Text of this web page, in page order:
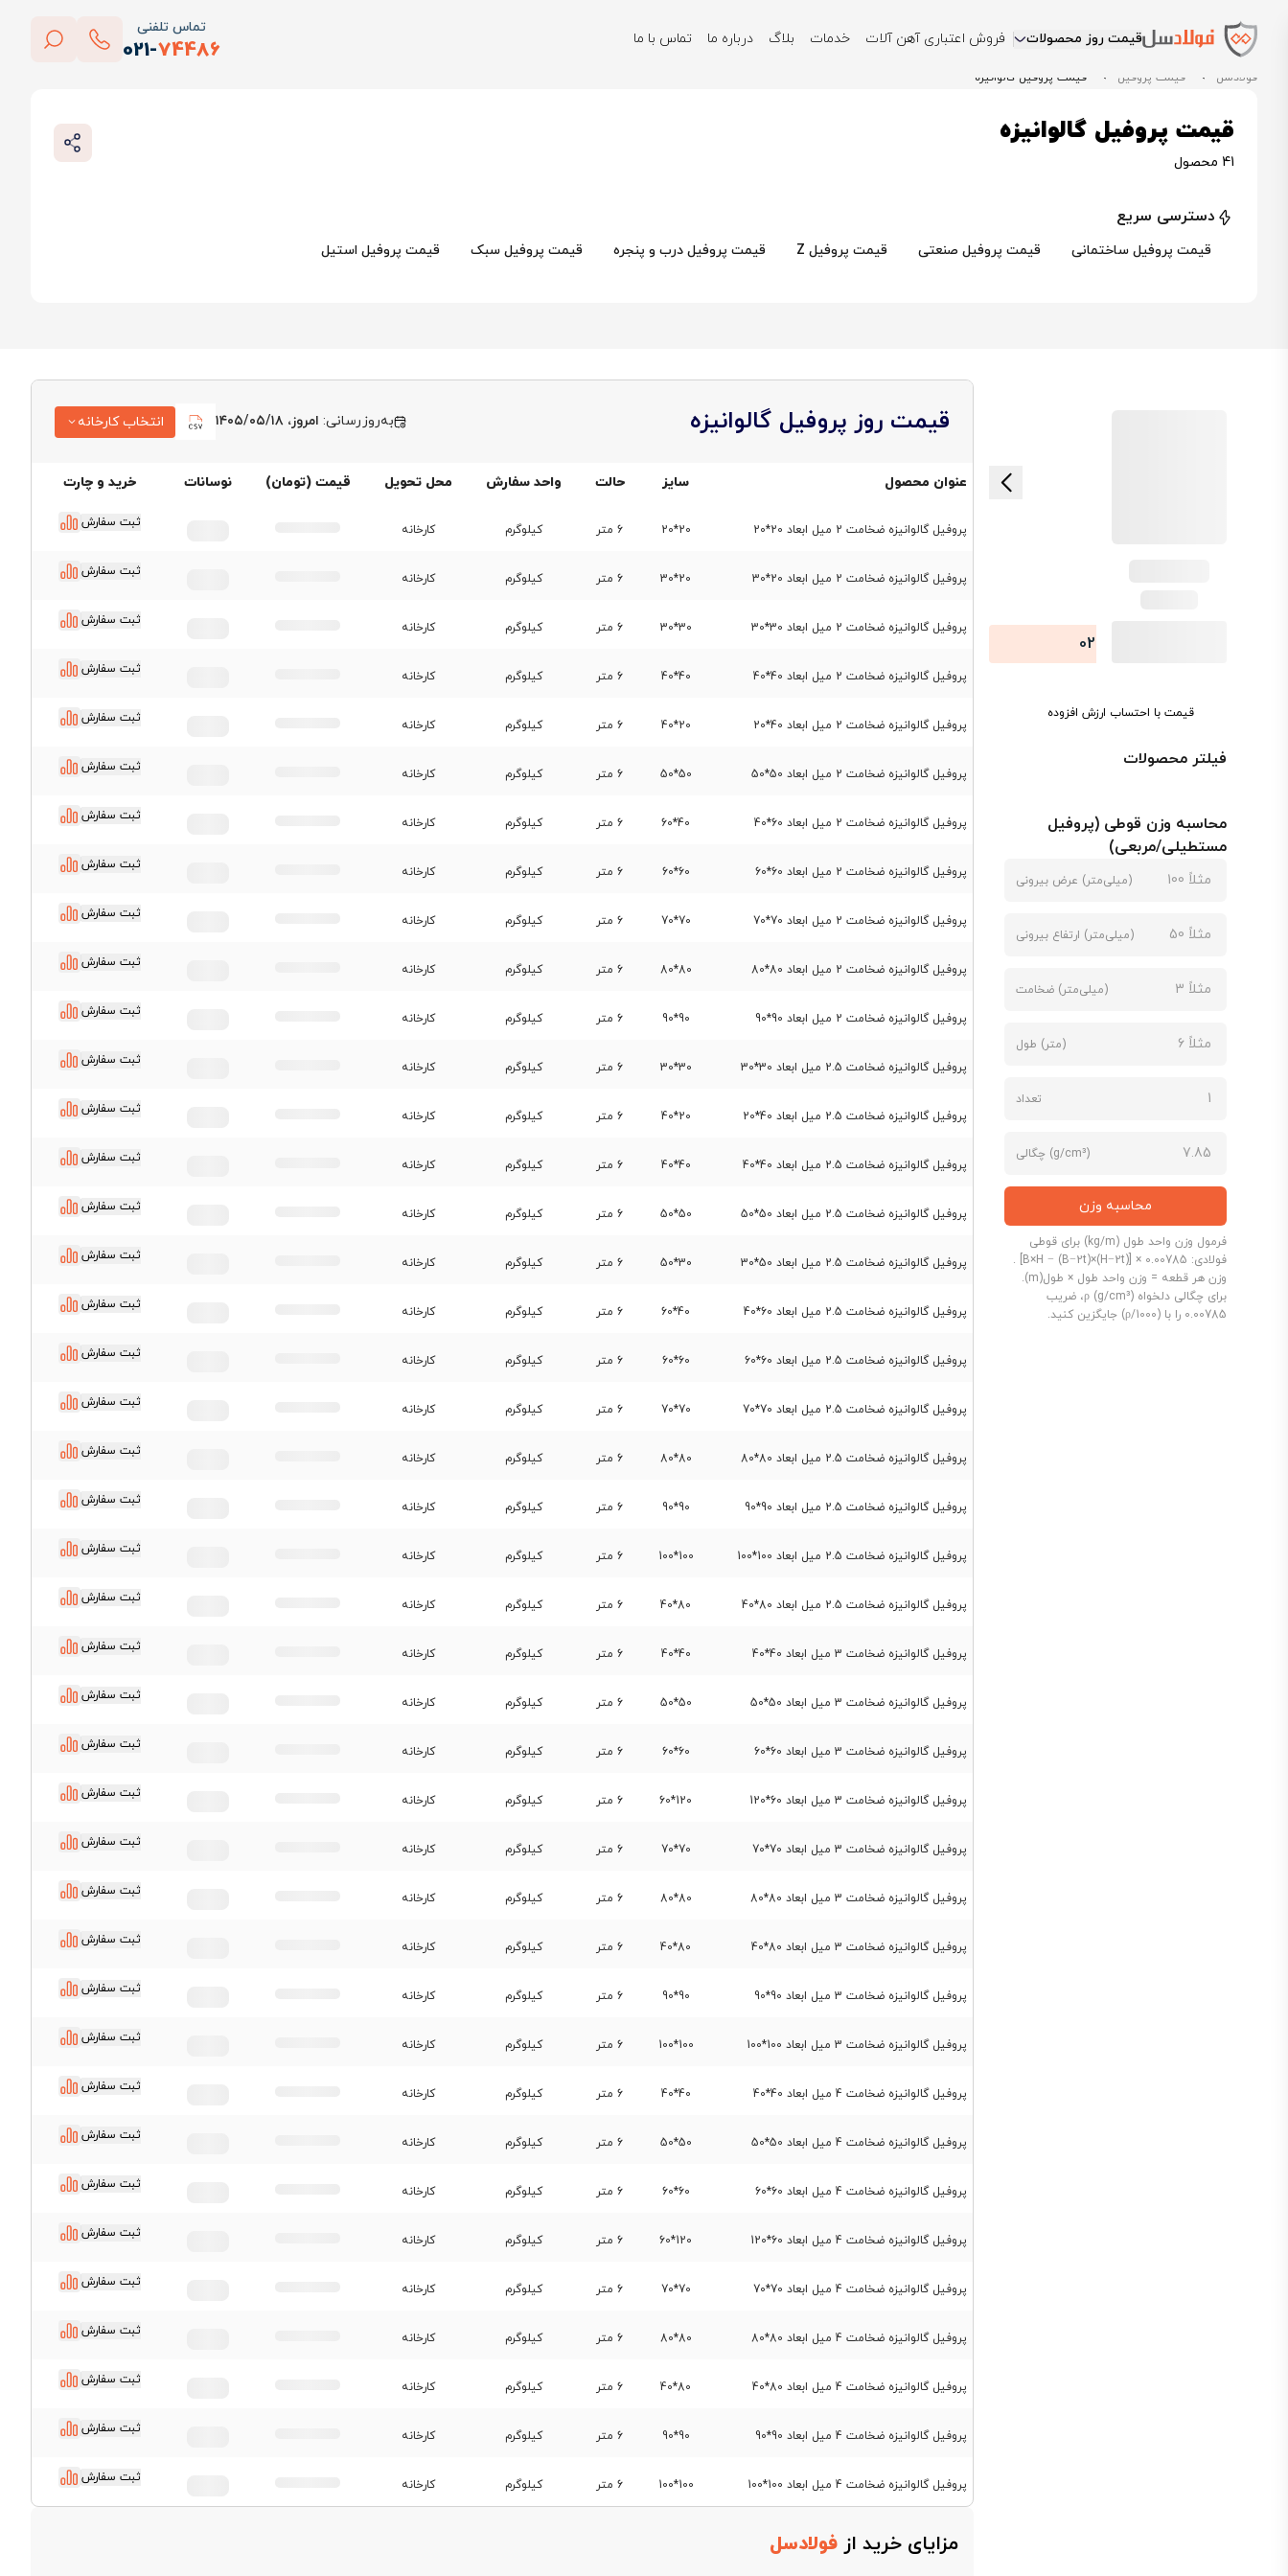
قیمت روز محصولات فروش اعتباری آهن آلات خدمات بلاگ درباره ما تماس با ما
تماس تلفنی
021-74486
فولادسل قیمت پروفیل قیمت پروفیل گالوانیزه
قیمت پروفیل گالوانیزه
41 محصول
دسترسی سریع
قیمت پروفیل ساختمانی قیمت پروفیل صنعتی قیمت پروفیل Z قیمت پروفیل درب و پنجره قیمت پروفیل سبک قیمت پروفیل استیل
قیمت با احتساب ارزش افزوده
فیلتر محصولات
محاسبه وزن قوطی (پروفیل
مستطیلی/مربعی)
(میلی‌متر) عرض بیرونی
(میلی‌متر) ارتفاع بیرونی
(میلی‌متر) ضخامت
(متر) طول
تعداد
(g/cm³) چگالی
محاسبه وزن
فرمول وزن واحد طول (kg/m) برای قوطی
فولادی: 0.00785 × [B×H − (B−2t)×(H−2t)] .
وزن هر قطعه = وزن واحد طول × طول(m).
برای چگالی دلخواه ρ (g/cm³)، ضریب
0.00785 را با (ρ/1000) جایگزین کنید.
به‌روزرسانی: امروز، ۱۴۰۵/۰۵/۱۸ انتخاب کارخانه قیمت روز پروفیل گالوانیزه
عنوان محصول سایز حالت واحد سفارش محل تحویل قیمت (تومان) نوسانات خرید و چارت
پروفیل گالوانیزه ضخامت 2 میل ابعاد 20*20 20*20 6 متر کیلوگرم کارخانه ثبت سفارش
پروفیل گالوانیزه ضخامت 2 میل ابعاد 20*30 20*30 6 متر کیلوگرم کارخانه ثبت سفارش
پروفیل گالوانیزه ضخامت 2 میل ابعاد 30*30 30*30 6 متر کیلوگرم کارخانه ثبت سفارش
پروفیل گالوانیزه ضخامت 2 میل ابعاد 40*40 40*40 6 متر کیلوگرم کارخانه ثبت سفارش
پروفیل گالوانیزه ضخامت 2 میل ابعاد 40*20 20*40 6 متر کیلوگرم کارخانه ثبت سفارش
پروفیل گالوانیزه ضخامت 2 میل ابعاد 50*50 50*50 6 متر کیلوگرم کارخانه ثبت سفارش
پروفیل گالوانیزه ضخامت 2 میل ابعاد 60*40 40*60 6 متر کیلوگرم کارخانه ثبت سفارش
پروفیل گالوانیزه ضخامت 2 میل ابعاد 60*60 60*60 6 متر کیلوگرم کارخانه ثبت سفارش
پروفیل گالوانیزه ضخامت 2 میل ابعاد 70*70 70*70 6 متر کیلوگرم کارخانه ثبت سفارش
پروفیل گالوانیزه ضخامت 2 میل ابعاد 80*80 80*80 6 متر کیلوگرم کارخانه ثبت سفارش
پروفیل گالوانیزه ضخامت 2 میل ابعاد 90*90 90*90 6 متر کیلوگرم کارخانه ثبت سفارش
پروفیل گالوانیزه ضخامت 2.5 میل ابعاد 30*30 30*30 6 متر کیلوگرم کارخانه ثبت سفارش
پروفیل گالوانیزه ضخامت 2.5 میل ابعاد 40*20 20*40 6 متر کیلوگرم کارخانه ثبت سفارش
پروفیل گالوانیزه ضخامت 2.5 میل ابعاد 40*40 40*40 6 متر کیلوگرم کارخانه ثبت سفارش
پروفیل گالوانیزه ضخامت 2.5 میل ابعاد 50*50 50*50 6 متر کیلوگرم کارخانه ثبت سفارش
پروفیل گالوانیزه ضخامت 2.5 میل ابعاد 50*30 30*50 6 متر کیلوگرم کارخانه ثبت سفارش
پروفیل گالوانیزه ضخامت 2.5 میل ابعاد 60*40 40*60 6 متر کیلوگرم کارخانه ثبت سفارش
پروفیل گالوانیزه ضخامت 2.5 میل ابعاد 60*60 60*60 6 متر کیلوگرم کارخانه ثبت سفارش
پروفیل گالوانیزه ضخامت 2.5 میل ابعاد 70*70 70*70 6 متر کیلوگرم کارخانه ثبت سفارش
پروفیل گالوانیزه ضخامت 2.5 میل ابعاد 80*80 80*80 6 متر کیلوگرم کارخانه ثبت سفارش
پروفیل گالوانیزه ضخامت 2.5 میل ابعاد 90*90 90*90 6 متر کیلوگرم کارخانه ثبت سفارش
پروفیل گالوانیزه ضخامت 2.5 میل ابعاد 100*100 100*100 6 متر کیلوگرم کارخانه ثبت سفارش
پروفیل گالوانیزه ضخامت 2.5 میل ابعاد 80*40 80*40 6 متر کیلوگرم کارخانه ثبت سفارش
پروفیل گالوانیزه ضخامت 3 میل ابعاد 40*40 40*40 6 متر کیلوگرم کارخانه ثبت سفارش
پروفیل گالوانیزه ضخامت 3 میل ابعاد 50*50 50*50 6 متر کیلوگرم کارخانه ثبت سفارش
پروفیل گالوانیزه ضخامت 3 میل ابعاد 60*60 60*60 6 متر کیلوگرم کارخانه ثبت سفارش
پروفیل گالوانیزه ضخامت 3 میل ابعاد 60*120 120*60 6 متر کیلوگرم کارخانه ثبت سفارش
پروفیل گالوانیزه ضخامت 3 میل ابعاد 70*70 70*70 6 متر کیلوگرم کارخانه ثبت سفارش
پروفیل گالوانیزه ضخامت 3 میل ابعاد 80*80 80*80 6 متر کیلوگرم کارخانه ثبت سفارش
پروفیل گالوانیزه ضخامت 3 میل ابعاد 80*40 80*40 6 متر کیلوگرم کارخانه ثبت سفارش
پروفیل گالوانیزه ضخامت 3 میل ابعاد 90*90 90*90 6 متر کیلوگرم کارخانه ثبت سفارش
پروفیل گالوانیزه ضخامت 3 میل ابعاد 100*100 100*100 6 متر کیلوگرم کارخانه ثبت سفارش
پروفیل گالوانیزه ضخامت 4 میل ابعاد 40*40 40*40 6 متر کیلوگرم کارخانه ثبت سفارش
پروفیل گالوانیزه ضخامت 4 میل ابعاد 50*50 50*50 6 متر کیلوگرم کارخانه ثبت سفارش
پروفیل گالوانیزه ضخامت 4 میل ابعاد 60*60 60*60 6 متر کیلوگرم کارخانه ثبت سفارش
پروفیل گالوانیزه ضخامت 4 میل ابعاد 60*120 120*60 6 متر کیلوگرم کارخانه ثبت سفارش
پروفیل گالوانیزه ضخامت 4 میل ابعاد 70*70 70*70 6 متر کیلوگرم کارخانه ثبت سفارش
پروفیل گالوانیزه ضخامت 4 میل ابعاد 80*80 80*80 6 متر کیلوگرم کارخانه ثبت سفارش
پروفیل گالوانیزه ضخامت 4 میل ابعاد 80*40 80*40 6 متر کیلوگرم کارخانه ثبت سفارش
پروفیل گالوانیزه ضخامت 4 میل ابعاد 90*90 90*90 6 متر کیلوگرم کارخانه ثبت سفارش
پروفیل گالوانیزه ضخامت 4 میل ابعاد 100*100 100*100 6 متر کیلوگرم کارخانه ثبت سفارش
مزایای خرید از فولادسل